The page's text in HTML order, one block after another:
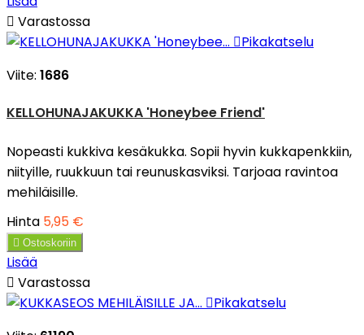
 Varastossa
Pikakatselu
Viite: 1686
KELLOHUNAJAKUKKA 'Honeybee Friend'
Nopeasti kukkiva kesäkukka. Sopii hyvin kukkapenkkiin,
niityille, ruukkuun tai reunuskasviksi. Tarjoaa ravintoa
mehiläisille.
Hinta 5,95 €
 Ostoskoriin
Lisää
 Varastossa
Pikakatselu